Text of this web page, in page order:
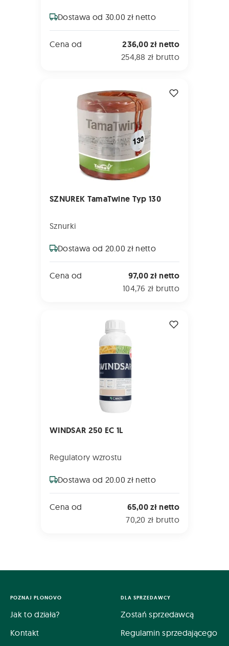
Dostawa od 30.00 zł netto
Cena od 236,00 zł netto
254,88 zł brutto
SZNUREK TamaTwine Typ 130
Sznurki
Dostawa od 20.00 zł netto
Cena od 97,00 zł netto
104,76 zł brutto
WINDSAR 250 EC 1L
Regulatory wzrostu
Dostawa od 20.00 zł netto
Cena od 65,00 zł netto
70,20 zł brutto
POZNAJ PLONOVO
Jak to działa?
Kontakt
DLA SPRZEDAWCY
Zostań sprzedawcą
Regulamin sprzedającego